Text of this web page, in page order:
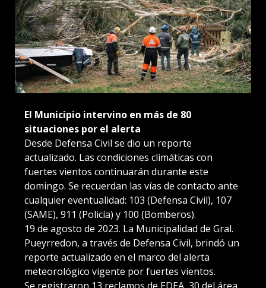
El Municipio intervino en más de 80
situaciones por el alerta
Desde Defensa Civil se dio un reporte
actualizado. Las condiciones climáticas con
fuertes vientos continuarán durante este
domingo. Se recuerdan las vías de contacto ante
cualquier eventualidad: 103 (Defensa Civil), 107
(SAME), 911 (Policía) y 100 (Bomberos).
19 de agosto de 2023. La Municipalidad de Gral.
Pueyrredon, a través de Defensa Civil, brindó un
reporte actualizado en el marco del alerta
meteorológico vigente por fuertes vientos.